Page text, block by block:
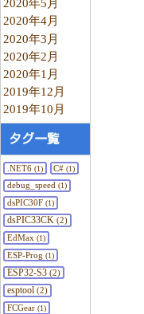
2020年5月
2020年4月
2020年3月
2020年2月
2020年1月
2019年12月
2019年10月
タグ一覧
.NET6(1) C# (1)
debug_speed(1)
dsPIC30F(1)
dsPIC33CK (2)
EdMax (1)
ESP-Prog (1)
ESP32-S3 (2)
esptool (2)
FCGear(1)